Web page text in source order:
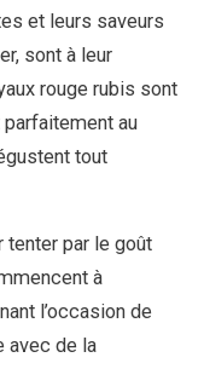
et leurs saveurs
sont à leur
rouge rubis sont
au
tout
par le goût
à
l’occasion de
avec de la